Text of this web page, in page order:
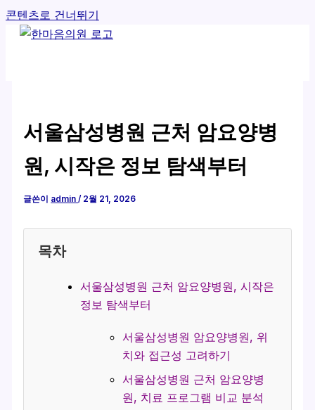
콘텐츠로 건너뛰기
서울삼성병원 근처 암요양병
원, 시작은 정보 탐색부터
글쓴이 admin/ 2월 21, 2026
목차
서울삼성병원 근처 암요양병원, 시작은
정보 탐색부터
서울삼성병원 암요양병원, 위
치와 접근성 고려하기
서울삼성병원 근처 암요양병
원, 치료 프로그램 비교 분석